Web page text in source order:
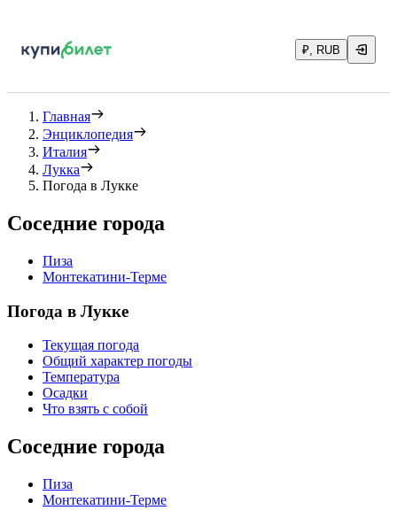
₽, RUB
Главная
Энциклопедия
Италия
Лукка
Погода в Лукке
Соседние города
Пиза
Монтекатини-Терме
Погода в Лукке
Текущая погода
Общий характер погоды
Температура
Осадки
Что взять с собой
Соседние города
Пиза
Монтекатини-Терме